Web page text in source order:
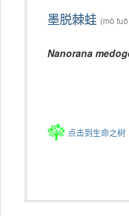
墨脱棘蛙 (mò
Nanorana
点击到生命之树